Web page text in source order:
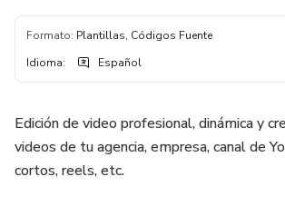
Formato: Plantillas, Códigos Fuente
Idioma: Español
Edición de video profesional, dinámica y
videos de tu agencia, empresa, canal de
cortos, reels, etc.